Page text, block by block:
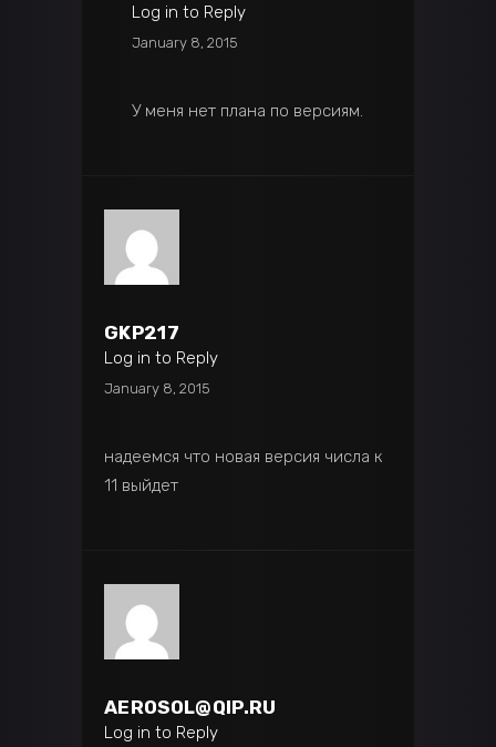
Log in to Reply
January 8, 2015
У меня нет плана по версиям.
GKP217
Log in to Reply
January 8, 2015
надеемся что новая версия числа к
11 выйдет
AEROSOL@QIP.RU
Log in to Reply